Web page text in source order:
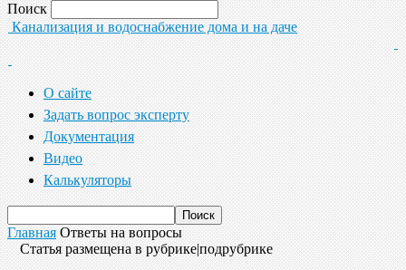
Поиск
Канализация и водоснабжение дома и на даче
О сайте
Задать вопрос эксперту
Документация
Видео
Калькуляторы
Главная Ответы на вопросы
Статья размещена в рубрике|подрубрике